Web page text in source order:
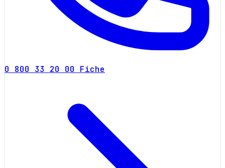
0 800 33 20 00 Fiche